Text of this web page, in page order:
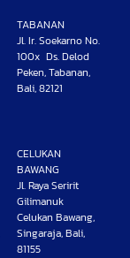
TABANAN
Jl. Ir. Soekarno No.
100x Ds. Delod
Peken, Tabanan,
Bali, 82121
CELUKAN
BAWANG
Jl. Raya Seririt
Gilimanuk
Celukan Bawang,
Singaraja, Bali,
81155